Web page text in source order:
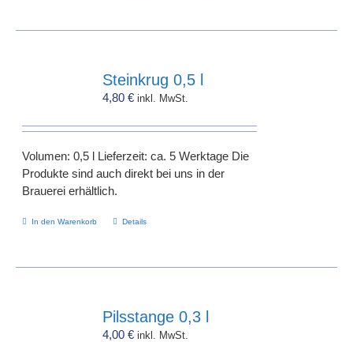
Steinkrug 0,5 l
4,80€ inkl. MwSt.
Volumen: 0,5 l Lieferzeit: ca. 5 Werktage Die
Produkte sind auch direkt bei uns in der
Brauerei erhältlich.
In den Warenkorb Details
Pilsstange 0,3 l
4,00€ inkl. MwSt.